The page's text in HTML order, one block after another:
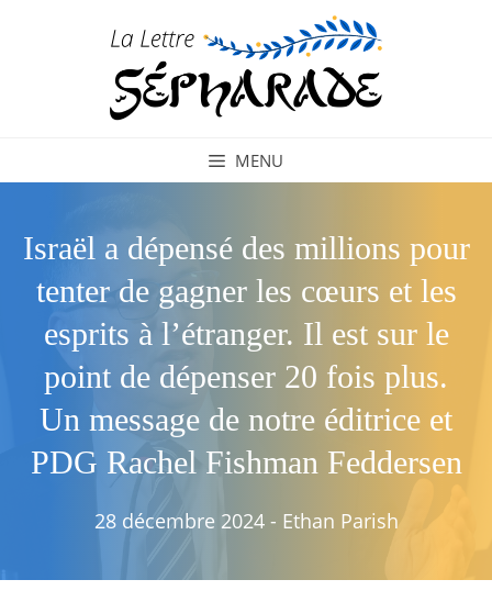
MENU
Israël a dépensé des millions pour
tenter de gagner les cœurs et les
esprits à l’étranger. Il est sur le
point de dépenser 20 fois plus.
Un message de notre éditrice et
PDG Rachel Fishman Feddersen
28 décembre 2024 - Ethan Parish